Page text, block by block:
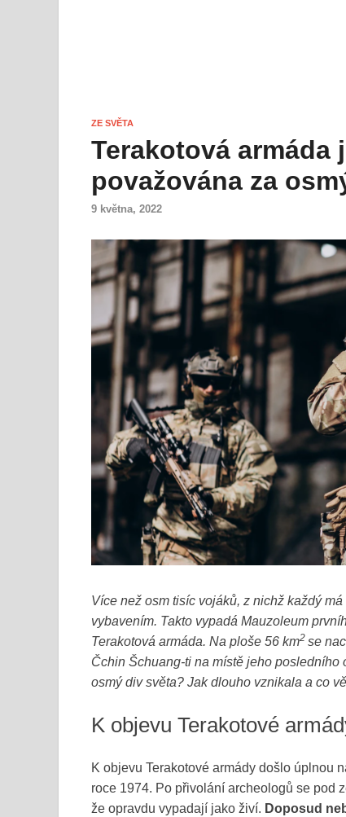
ZE SVĚTA
Terakotová armáda
považována za
9 května, 2022
Více než osm tisíc vojáků, z nichž každý
vybavením. Takto vypadá Mauzoleum
Terakotová armáda. Na ploše 56 km2 se
Čchin Šchuang-ti na místě jeho
osmý div světa? Jak dlouho vznikala a co
K objevu Terakotové
K objevu Terakotové armády došlo úplnou
roce 1974. Po přivolání archeologů se pod
že opravdu vypadají jako živí. Doposud